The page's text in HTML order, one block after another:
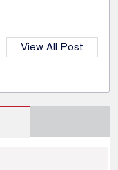
View All Post